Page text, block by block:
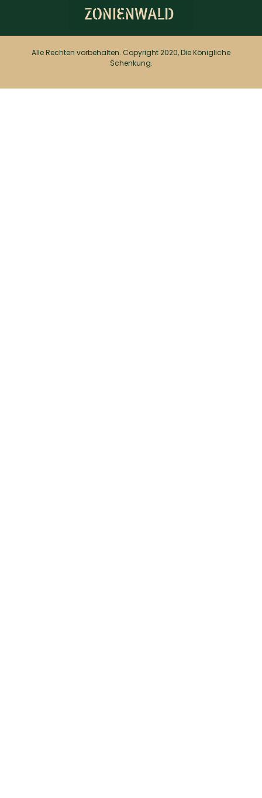
Alle Rechten vorbehalten. Copyright 2020, Die Königliche
Schenkung.